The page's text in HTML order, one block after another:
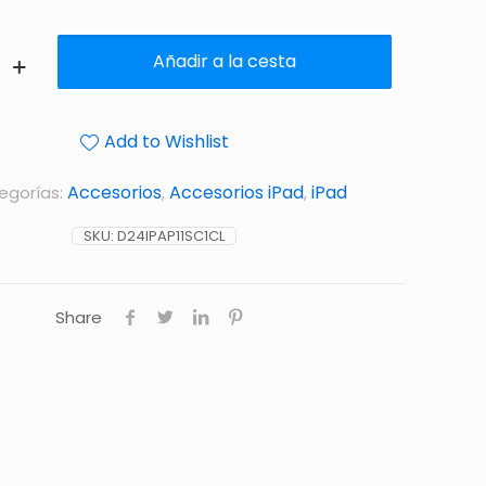
Añadir a la cesta
Add to Wishlist
SKU: D24IPAP11SC1CL
Accesorios,Accesorios iPad,iPad
Share